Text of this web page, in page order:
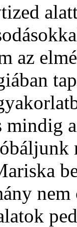
az
nem